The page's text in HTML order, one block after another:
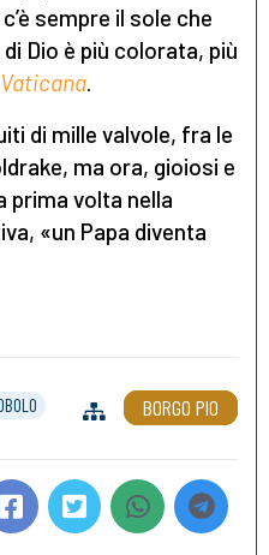
sempre il sole che
Dio è più colorata, più
.
di mille valvole, fra le
ma ora, gioiosi e
prima volta nella
«un Papa diventa
BORGO PIO